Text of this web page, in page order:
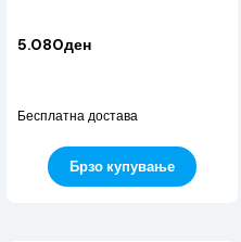
5.080ден
Бесплатна достава
Брзо купување